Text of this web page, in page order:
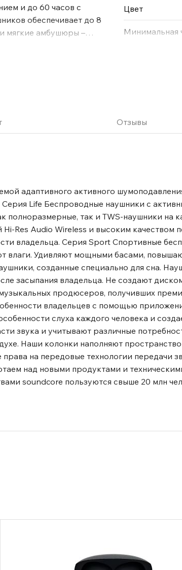
и до 60 часов с
обеспечивает до 8
мягкие амбушюры –
драйверы из
любой шум
блокировки
система
времени и
звучание Space One
стабильного
Multipoint6
Пользователям
технологии
с максимальным
место при
сегмент
позволяющее избежать
Оголовье из 5
на прочность.
из
за идеально
(THD) составляет
четкую передачу
идеальный звук
Цвет
Минимальная
Отзывы
адаптивного активного
Life Беспроводные наушники с
полноразмерные, так и TWS-наушники на
Res Audio Wireless и высоким качеством
владельца. Серия Sport Спортивные
влаги. Удивляют мощными басами,
созданные специально для сна.
засыпания владельца. Не создают
продюсеров, получивших
владельцев с помощью
слуха каждого человека и
звука и учитывают различные
Наши колонки наполняют
на передовые технологии передачи
над новыми продуктами и
soundcore пользуются свыше 20 млн